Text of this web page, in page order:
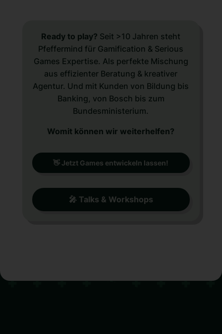
Ready to play? Seit >10 Jahren steht
Pfeffermind für Gamification & Serious
Games Expertise. Als perfekte Mischung
aus effizienter Beratung & kreativer
Agentur. Und mit Kunden von Bildung bis
Banking, von Bosch bis zum
Bundesministerium.
Womit können wir weiterhelfen?
👋 Jetzt Games entwickeln lassen!
🎤 Talks & Workshops